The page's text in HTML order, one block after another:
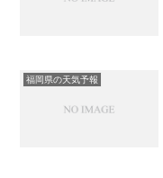
福岡県の天気予報